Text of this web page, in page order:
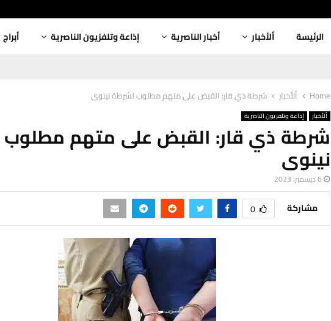
الرئيسة ألأخبار أخبار الناصرية إذاعة وتلفزيون الناصرية أبراج
Home ألأخبار شرطة ذي قار: القبض على متهم مطلوب لشرطة نينوى
ألأخبار إذاعة وتلفزيون الناصرية
شرطة ذي قار: القبض على متهم
نينوى
6 ديسمبر، 2023
مشاركة 0